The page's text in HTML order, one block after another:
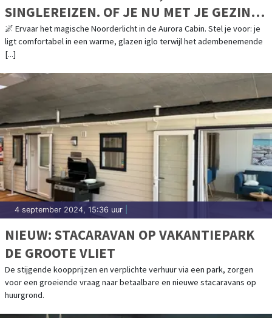
SINGLEREIZEN. OF JE NU MET JE GEZIN,
EEN GROEP VRIENDEN OF SOLO REIST....
🌌 Ervaar het magische Noorderlicht in de Aurora Cabin. Stel je voor: je
ligt comfortabel in een warme, glazen iglo terwijl het adembenemende
[...]
4 september 2024, 15:36 uur
NIEUW: STACARAVAN OP VAKANTIEPARK
DE GROOTE VLIET
De stijgende koopprijzen en verplichte verhuur via een park, zorgen
voor een groeiende vraag naar betaalbare en nieuwe stacaravans op
huurgrond.